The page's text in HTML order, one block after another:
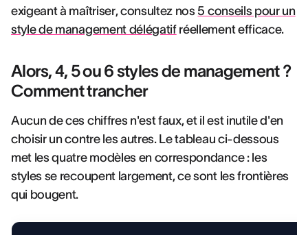
exigeant à maîtriser, consultez nos 5 conseils pour un
style de management délégatifréellement efficace.
Alors, 4, 5 ou 6 styles de management ?
Comment trancher
Aucun de ces chiffres n'est faux, et il est inutile d'en
choisir un contre les autres. Le tableau ci-dessous
met les quatre modèles en correspondance : les
styles se recoupent largement, ce sont les frontières
qui bougent.